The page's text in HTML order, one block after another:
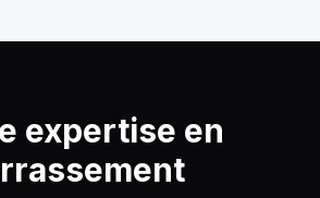
expertise en